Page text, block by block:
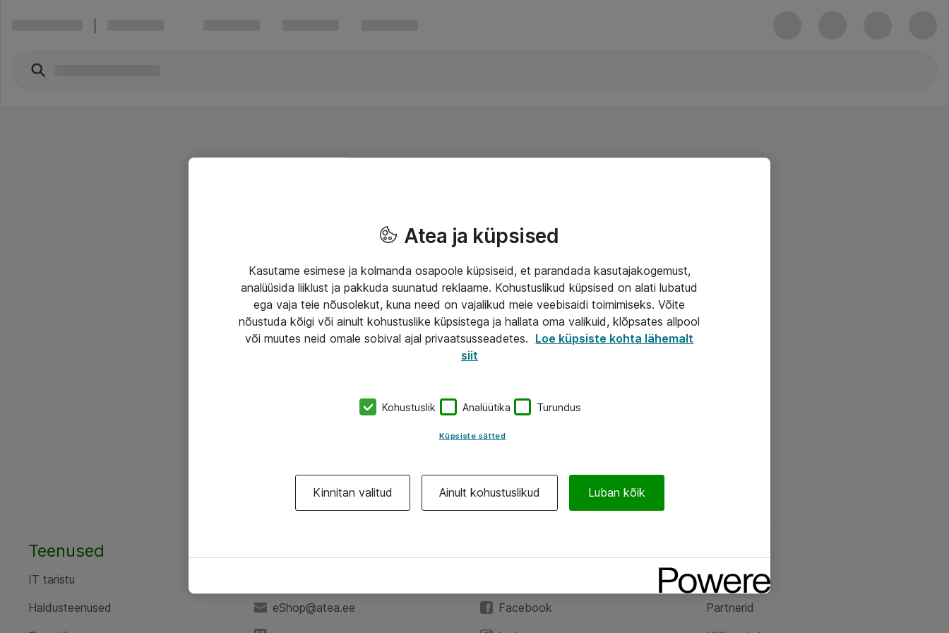
Teenused
IT taristu
Haldusteenused
eShop@atea.ee
Facebook
Ateast
Partnerid
Atea ja küpsised
Kasutame esimese ja kolmanda osapoole küpsiseid, et parandada kasutajakogemust,
analüüsida liiklust ja pakkuda suunatud reklaame. Kohustuslikud küpsised on alati lubatud
ega vaja teie nõusolekut, kuna need on vajalikud meie veebisaidi toimimiseks. Võite
nõustuda kõigi või ainult kohustuslike küpsistega ja hallata oma valikuid, klõpsates allpool
või muutes neid omale sobival ajal privaatsusseadetes. Loe küpsiste kohta lähemalt
siit
Kohustuslik Analüütika Turundus
Küpsiste sätted
Kinnitan valitud Ainult kohustuslikud Luban kõik